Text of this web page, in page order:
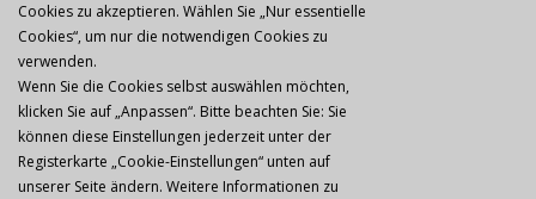
تجدون عند شركتنا اختيارا كبيراً من أنابيب الكزينون للإستبدال
بأجهزة الآي بي إيل. هذه الأنابيب كلها من صنع ألماني و دات جودة
أصلية. بإمكاننا أن نمنحكم أيضاً خدمة شاملة عند رغبتكم. استعملواْ
نمودج الإتصالو حدِّدوا لنا إسم الصانع لجهازكم و نوعه و
خريطة الموقع|AGB|Datenschutz|Jobs & Karriere
Cookies zu akzeptieren. Wählen Sie „Nur essentielle
Cookies“, um nur die notwendigen Cookies zu
verwenden.
Wenn Sie die Cookies selbst auswählen möchten,
klicken Sie auf „Anpassen“. Bitte beachten Sie: Sie
können diese Einstellungen jederzeit unter der
Registerkarte „Cookie-Einstellungen“ unten auf
unserer Seite ändern. Weitere Informationen zu